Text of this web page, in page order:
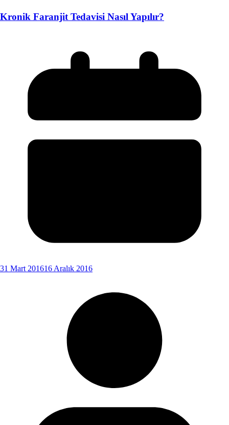
Kronik Faranjit Tedavisi Nasıl Yapılır?
31 Mart 201616 Aralık 2016